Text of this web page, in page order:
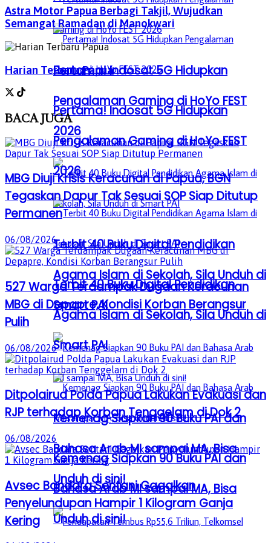
Pertama! Indosat 5G Hidupkan
Pengalaman Gaming di HoYo FEST
2026
Terbit 40 Buku Digital Pendidikan
Agama Islam di Sekolah, Sila Unduh di
Smart PAI
Kemenag Siapkan 90 Buku PAI dan
Bahasa Arab MI sampai MA, Bisa
Unduh di sini!
Pertama! Indosat 5G Hidupkan
Pengalaman Gaming di HoYo FEST
2026
Terbit 40 Buku Digital Pendidikan
Agama Islam di Sekolah, Sila Unduh di
Smart PAI
Kemenag Siapkan 90 Buku PAI dan
Bahasa Arab MI sampai MA, Bisa
Unduh di sini!
Astra Motor Papua Berbagi Takjil, Wujudkan
Semangat Ramadan di Manokwari
Harian Terbaru Papua
BACAJUGA
MBG Diuji Krisis Keracunan di Papua, BGN
Tegaskan Dapur Tak Sesuai SOP Siap Ditutup
Permanen
06/08/2026
527 Warga Terdampak Dugaan Keracunan
MBG di Depapre, Kondisi Korban Berangsur
Pulih
06/08/2026
Ditpolairud Polda Papua Lakukan Evakuasi dan
RJP terhadap Korban Tenggelam di Dok 2
06/08/2026
Avsec Bandara Sentani Gagalkan
Penyelundupan Hampir 1 Kilogram Ganja
Kering